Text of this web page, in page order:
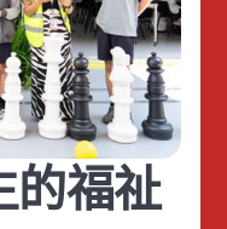
的福祉